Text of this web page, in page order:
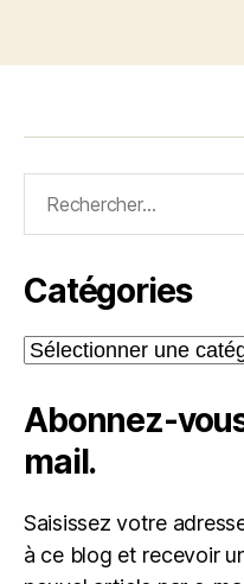
Catégories
Catégories
Abonnez-
mail.
Saisissez votre
à ce blog et recevoir